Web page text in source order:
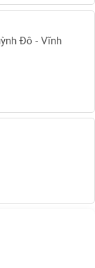
Đô - Vĩnh